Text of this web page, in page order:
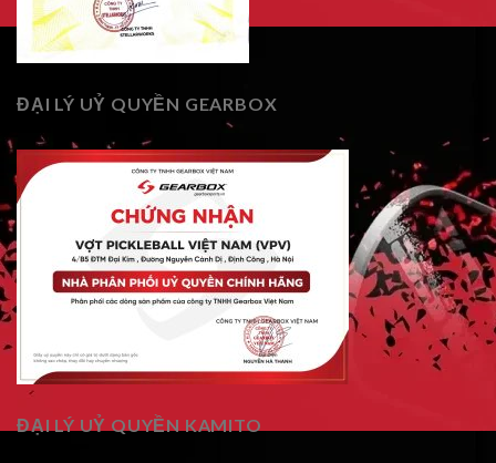
ĐẠI LÝ UỶ QUYỀN GEARBOX
ĐẠI LÝ UỶ QUYỀN KAMITO